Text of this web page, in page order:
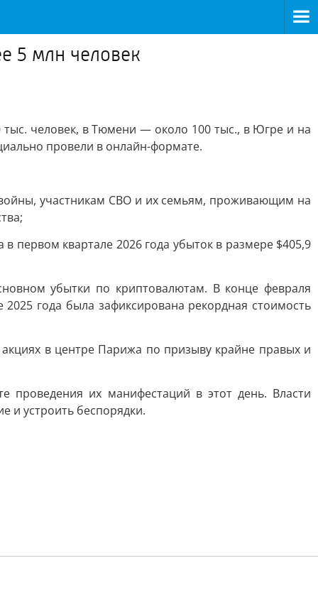
5 млн человек
тыс. человек, в Тюмени — около 100 тыс., в Югре и на
провели в онлайн-формате.
участникам СВО и их семьям, проживающим на
первом квартале 2026 года убыток в размере $405,9
убытки по криптовалютам. В конце февраля
года была зафиксирована рекордная стоимость
в центре Парижа по призыву крайне правых и
проведения их манифестаций в этот день. Власти
и устроить беспорядки.